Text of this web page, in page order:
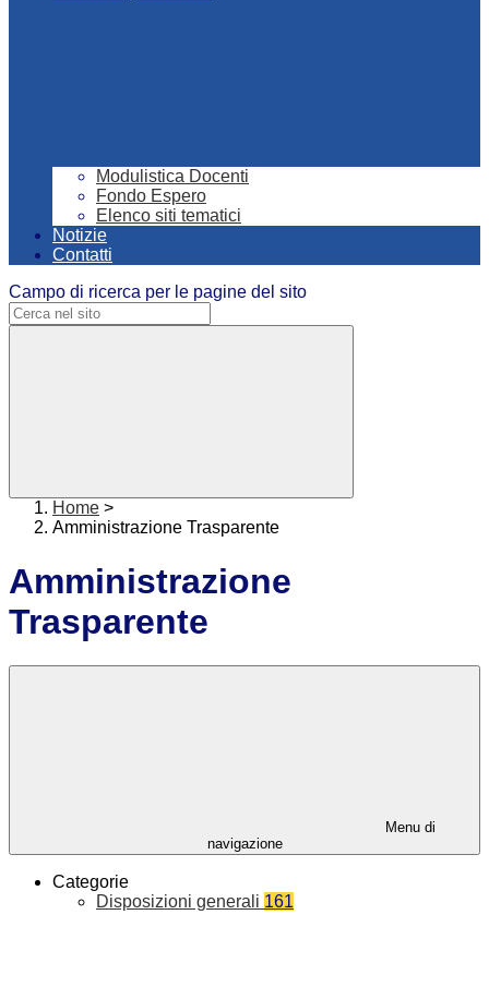
Modulistica Docenti
Fondo Espero
Elenco siti tematici
Notizie
Contatti
Campo di ricerca per le pagine del sito
Home >
Amministrazione Trasparente
Amministrazione
Trasparente
Menu di
navigazione
Categorie
Disposizioni generali 161